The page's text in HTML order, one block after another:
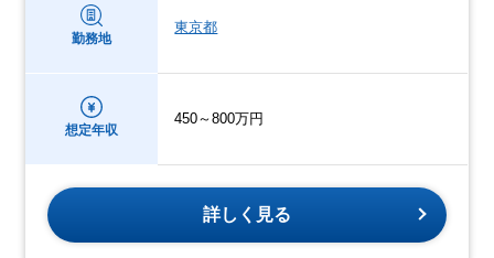
勤務地
東京都
想定年収
450～800万円
詳しく見る